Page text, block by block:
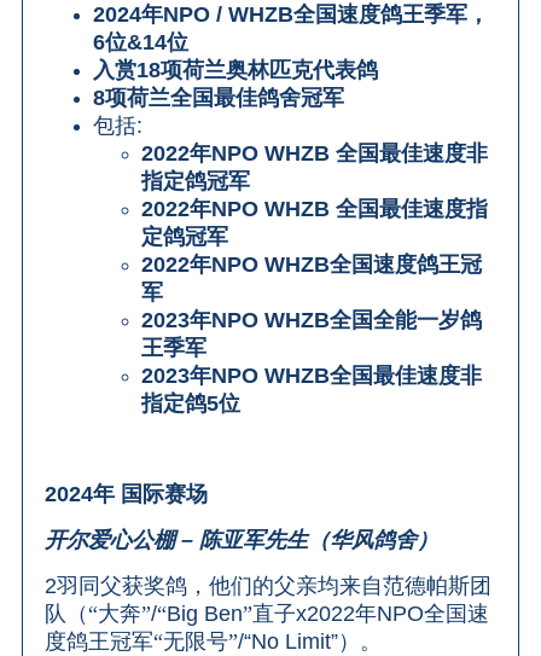
2024年NPO / WHZB全国速度鸽王季军，
6位&14位
入赏18项荷兰奥林匹克代表鸽
8项荷兰全国最佳鸽舍冠军
包括:
2022年NPO WHZB 全国最佳速度非
指定鸽冠军
2022年NPO WHZB 全国最佳速度指
定鸽冠军
2022年NPO WHZB全国速度鸽王冠
军
2023年NPO WHZB全国全能一岁鸽
王季军
2023年NPO WHZB全国最佳速度非
指定鸽5位
2024年 国际赛场
开尔爱心公棚 – 陈亚军先生（华风鸽舍）
2羽同父获奖鸽，他们的父亲均来自范德帕斯团
队（“大奔”/“Big Ben”直子x2022年NPO全国速
度鸽王冠军“无限号”/“No Limit”）。